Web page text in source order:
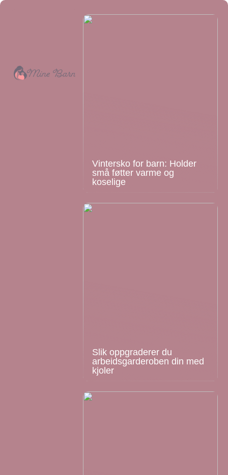
Vintersko for barn: Holder
små føtter varme og
koselige
Slik oppgraderer du
arbeidsgarderoben din med
kjoler